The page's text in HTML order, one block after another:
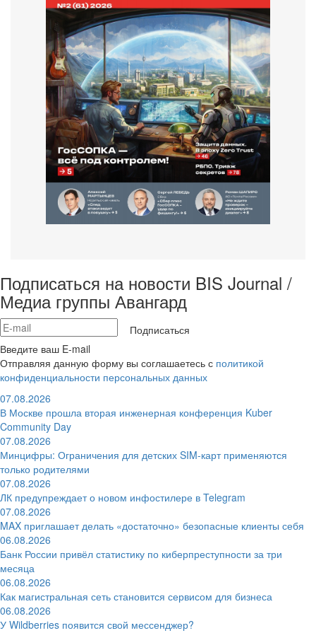
Подписаться на новости BIS Journal /
Медиа группы Авангард
Подписаться
Введите ваш E-mail
Отправляя данную форму вы соглашаетесь с политикой
конфиденциальности персональных данных
07.08.2026
В Москве прошла вторая инженерная конференция Kuber
Community Day
07.08.2026
Минцифры: Ограничения для детских SIM-карт применяются
только родителями
07.08.2026
ЛК предупреждает о новом инфостилере в Telegram
07.08.2026
MAX приглашает делать «достаточно» безопасные клиенты себя
06.08.2026
Банк России привёл статистику по киберпреступности за три
месяца
06.08.2026
Как магистральная сеть становится сервисом для бизнеса
06.08.2026
У Wildberries появится свой мессенджер?